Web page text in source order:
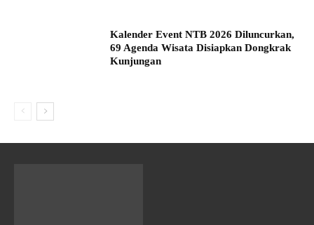
Kalender Event NTB 2026 Diluncurkan,
69 Agenda Wisata Disiapkan Dongkrak
Kunjungan